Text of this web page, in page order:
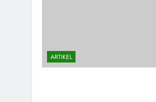
ARTIKEL